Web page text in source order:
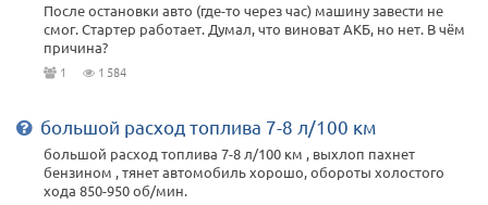
После остановки авто (где-то через час) машину завести не
смог. Стартер работает. Думал, что виноват АКБ, но нет. В чём
причина?
1 1 584
большой расход топлива 7-8 л/100 км
большой расход топлива 7-8 л/100 км , выхлоп пахнет
бензином , тянет автомобиль хорошо, обороты холостого
хода 850-950 об/мин.